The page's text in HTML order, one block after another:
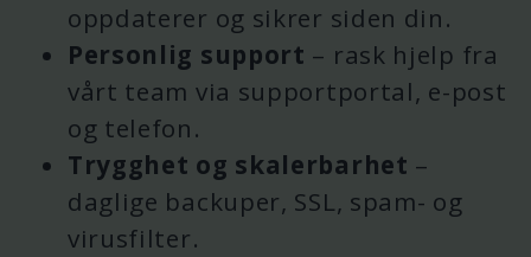
oppdaterer og sikrer siden din.
Personlig support – rask hjelp fra
vårt team via supportportal, e-post
og telefon.
Trygghet og skalerbarhet –
daglige backuper, SSL, spam- og
virusfilter.